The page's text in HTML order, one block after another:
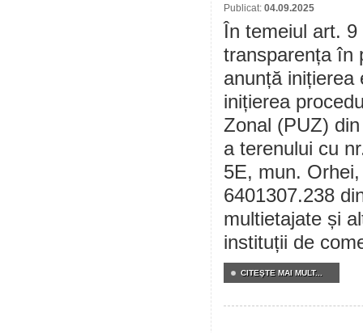
Publicat: 04.09.2025
În temeiul art.
transparența în
anunță inițierea
inițierea
Zonal (PUZ)
a terenului cu
5E, mun.
6401307.238
multietajate și
instituții de
CITEŞTE MAI MULT...